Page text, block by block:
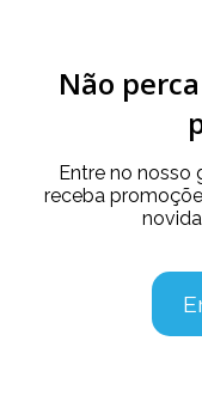
Não
Entre no nosso
receba